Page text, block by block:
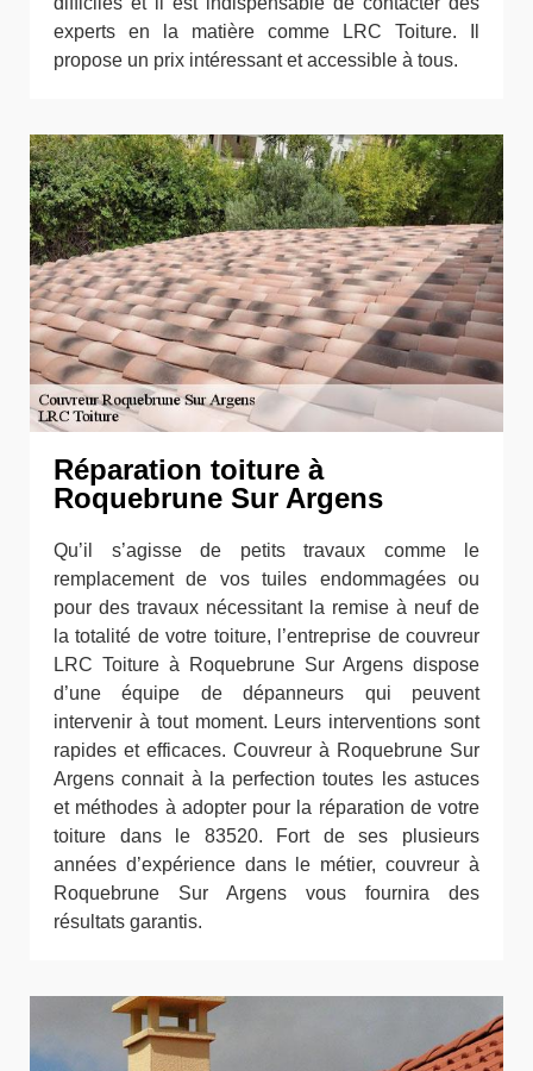
experts en la matière comme LRC Toiture. Il
propose un prix intéressant et accessible à tous.
Réparation toiture à
Roquebrune Sur Argens
Qu’il s’agisse de petits travaux comme le
remplacement de vos tuiles endommagées ou
pour des travaux nécessitant la remise à neuf de
la totalité de votre toiture, l’entreprise de couvreur
LRC Toiture à Roquebrune Sur Argens dispose
d’une équipe de dépanneurs qui peuvent
intervenir à tout moment. Leurs interventions sont
rapides et efficaces. Couvreur à Roquebrune Sur
Argens connait à la perfection toutes les astuces
et méthodes à adopter pour la réparation de votre
toiture dans le 83520. Fort de ses plusieurs
années d’expérience dans le métier, couvreur à
Roquebrune Sur Argens vous fournira des
résultats garantis.